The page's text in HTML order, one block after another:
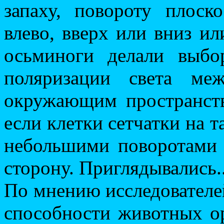
запаху, повороту
влево, вверх или вниз
осьминоги делали
поляризации света
окружающим
если клетки сетчатки на
небольшими
сторону.
По мнению
способности животных